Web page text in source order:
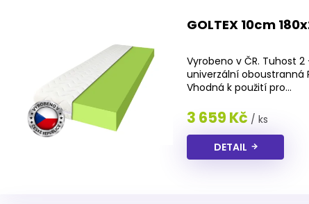
GOLTEX 10cm
hodnocení
produktu
je
4,4
z
5
hvězdiček.
Vyrobeno v ČR. Tuhost 2
univerzální oboustranná
Vhodná k použití pro...
3 659 Kč / ks
DETAIL